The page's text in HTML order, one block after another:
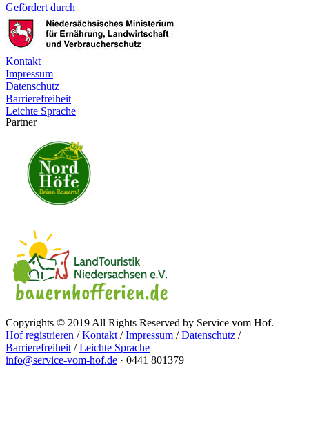
Gefördert durch
Kontakt
Impressum
Datenschutz
Barrierefreiheit
Leichte Sprache
Partner
Copyrights © 2019 All Rights Reserved by Service vom Hof.
Hof registrieren /Kontakt/Impressum /Datenschutz /
Barrierefreiheit/Leichte Sprache
info@service-vom-hof.de · 0441 801379